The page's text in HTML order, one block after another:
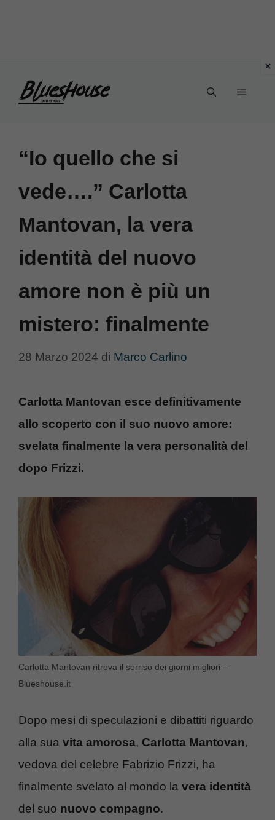
Menu
“Io quello che si
vede….” Carlotta
Mantovan, la vera
identità del nuovo
amore non è più un
mistero: finalmente
28 Marzo 2024 di Marco Carlino
Carlotta Mantovan esce definitivamente
allo scoperto con il suo nuovo amore:
svelata finalmente la vera personalità del
dopo Frizzi.
Carlotta Mantovan ritrova il sorriso dei giorni migliori –
Blueshouse.it
Dopo mesi di speculazioni e dibattiti riguardo
alla sua vita amorosa, Carlotta Mantovan,
vedova del celebre Fabrizio Frizzi, ha
finalmente svelato al mondo la vera identità
del suo nuovo compagno.